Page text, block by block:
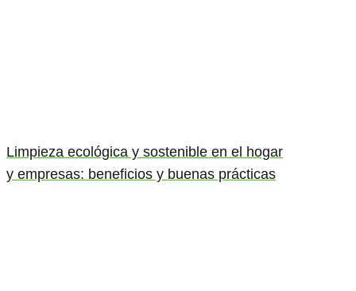
Limpieza ecológica y sostenible en el hogar
y empresas: beneficios y buenas prácticas